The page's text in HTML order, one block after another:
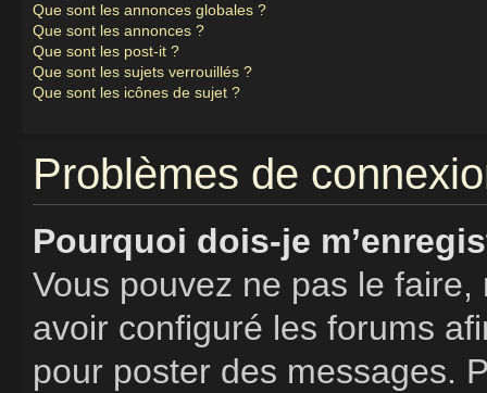
Que sont les annonces globales ?
Que sont les annonces ?
Que sont les post-it ?
Que sont les sujets verrouillés ?
Que sont les icônes de sujet ?
Problèmes de
Pourquoi dois-je
Vous pouvez ne pas le
avoir configuré les forums
pour poster des messages.